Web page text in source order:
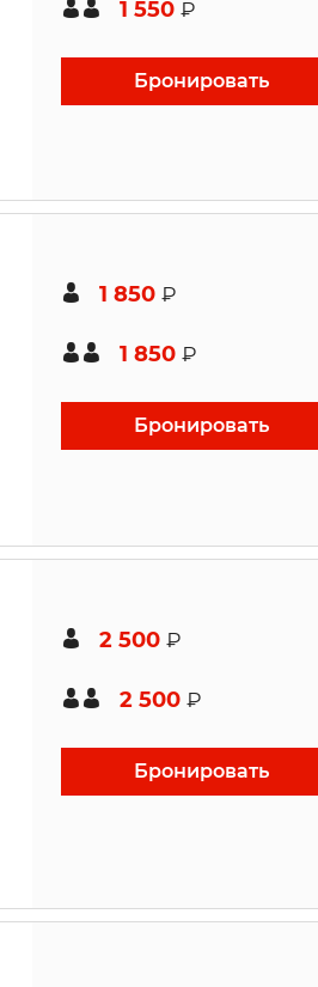
1 550 ₽
Бронировать
1 850 ₽
1 850 ₽
Бронировать
2 500 ₽
2 500 ₽
Бронировать